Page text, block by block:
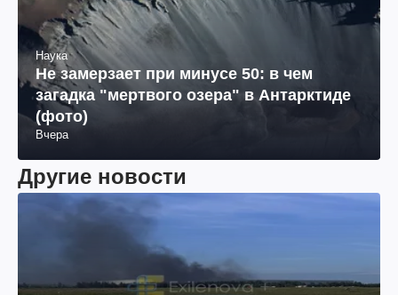
Наука
Не замерзает при минусе 50: в чем
загадка "мертвого озера" в Антарктиде
(фото)
Другие новости